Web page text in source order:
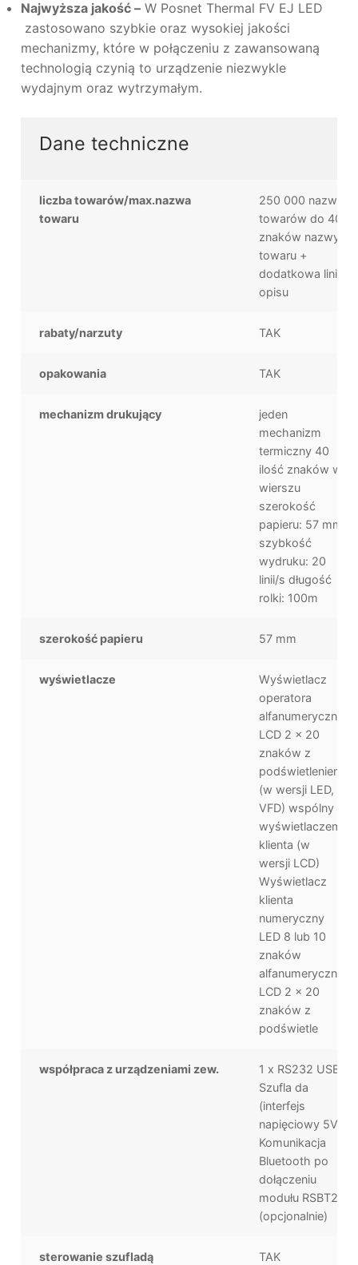
Najwyższa jakość – W Posnet Thermal FV EJ LED
zastosowano szybkie oraz wysokiej jakości
mechanizmy, które w połączeniu z zawansowaną
technologią czynią to urządzenie niezwykle
wydajnym oraz wytrzymałym.
Dane techniczne
liczba towarów/max.nazwa
towaru
250 000 nazw
towarów do 40
znaków nazwy
towaru +
dodatkowa linia
opisu
rabaty/narzuty TAK
opakowania TAK
mechanizm drukujący
jeden
mechanizm
termiczny 40
ilość znaków w
wierszu
szerokość
papieru: 57 mm
szybkość
wydruku: 20
linii/s długość
rolki: 100m
szerokość papieru 57 mm
wyświetlacze
Wyświetlacz
operatora
alfanumeryczny
LCD 2 x 20
znaków z
podświetleniem
(w wersji LED,
VFD) wspólny z
wyświetlaczem
klienta (w
wersji LCD)
Wyświetlacz
klienta
numeryczny
LED 8 lub 10
znaków
alfanumeryczny
LCD 2 x 20
znaków z
podświetle
współpraca z urządzeniami zew.
1 x RS232 USB
Szufla da
(interfejs
napięciowy 5V)
Komunikacja
Bluetooth po
dołączeniu
modułu RSBT2
(opcjonalnie)
sterowanie szufladą TAK